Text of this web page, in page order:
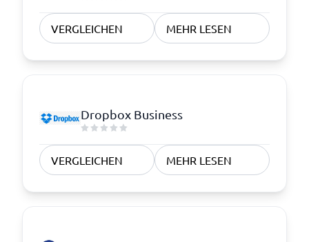
VERGLEICHEN MEHR LESEN
Dropbox Business
VERGLEICHEN MEHR LESEN